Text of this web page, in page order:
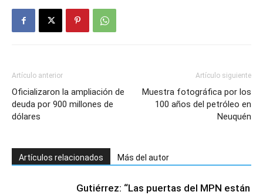
Artículo anterior
Oficializaron la ampliación de
deuda por 900 millones de
dólares
Artículo siguiente
Muestra fotográfica por los
100 años del petróleo en
Neuquén
Artículos relacionados Más del autor
Gutiérrez: “Las puertas del MPN están